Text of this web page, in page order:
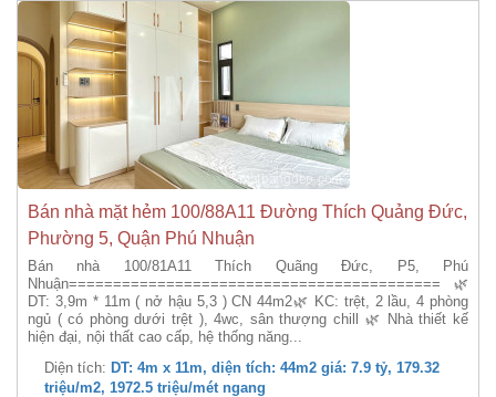
Bán nhà mặt hẻm 100/88A11 Đường Thích Quảng Đức,
Phường 5, Quận Phú Nhuận
Bán nhà 100/81A11 Thích Quãng Đức, P5, Phú
Nhuận==========================================🌿
DT: 3,9m * 11m ( nở hậu 5,3 ) CN 44m2🌿 KC: trệt, 2 lầu, 4 phòng
ngủ ( có phòng dưới trệt ), 4wc, sân thượng chill 🌿 Nhà thiết kế
hiện đại, nội thất cao cấp, hệ thống năng...
Diện tích: DT: 4m x 11m, diện tích: 44m2 giá: 7.9 tỷ, 179.32
triệu/m2, 1972.5 triệu/mét ngang